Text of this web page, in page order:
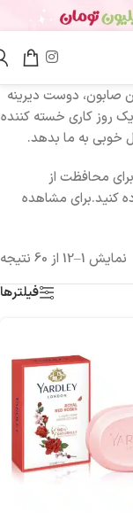
صابون، دوست دیرینه
روز کاری خسته کننده
به ما بدهد.
محافظت از
کنید.برای مشاهده
نمایش 1–12 از 60 نتیجه
فیلترها